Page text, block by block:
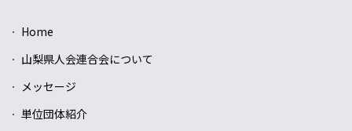
Home
山梨県人会連合会について
メッセージ
単位団体紹介